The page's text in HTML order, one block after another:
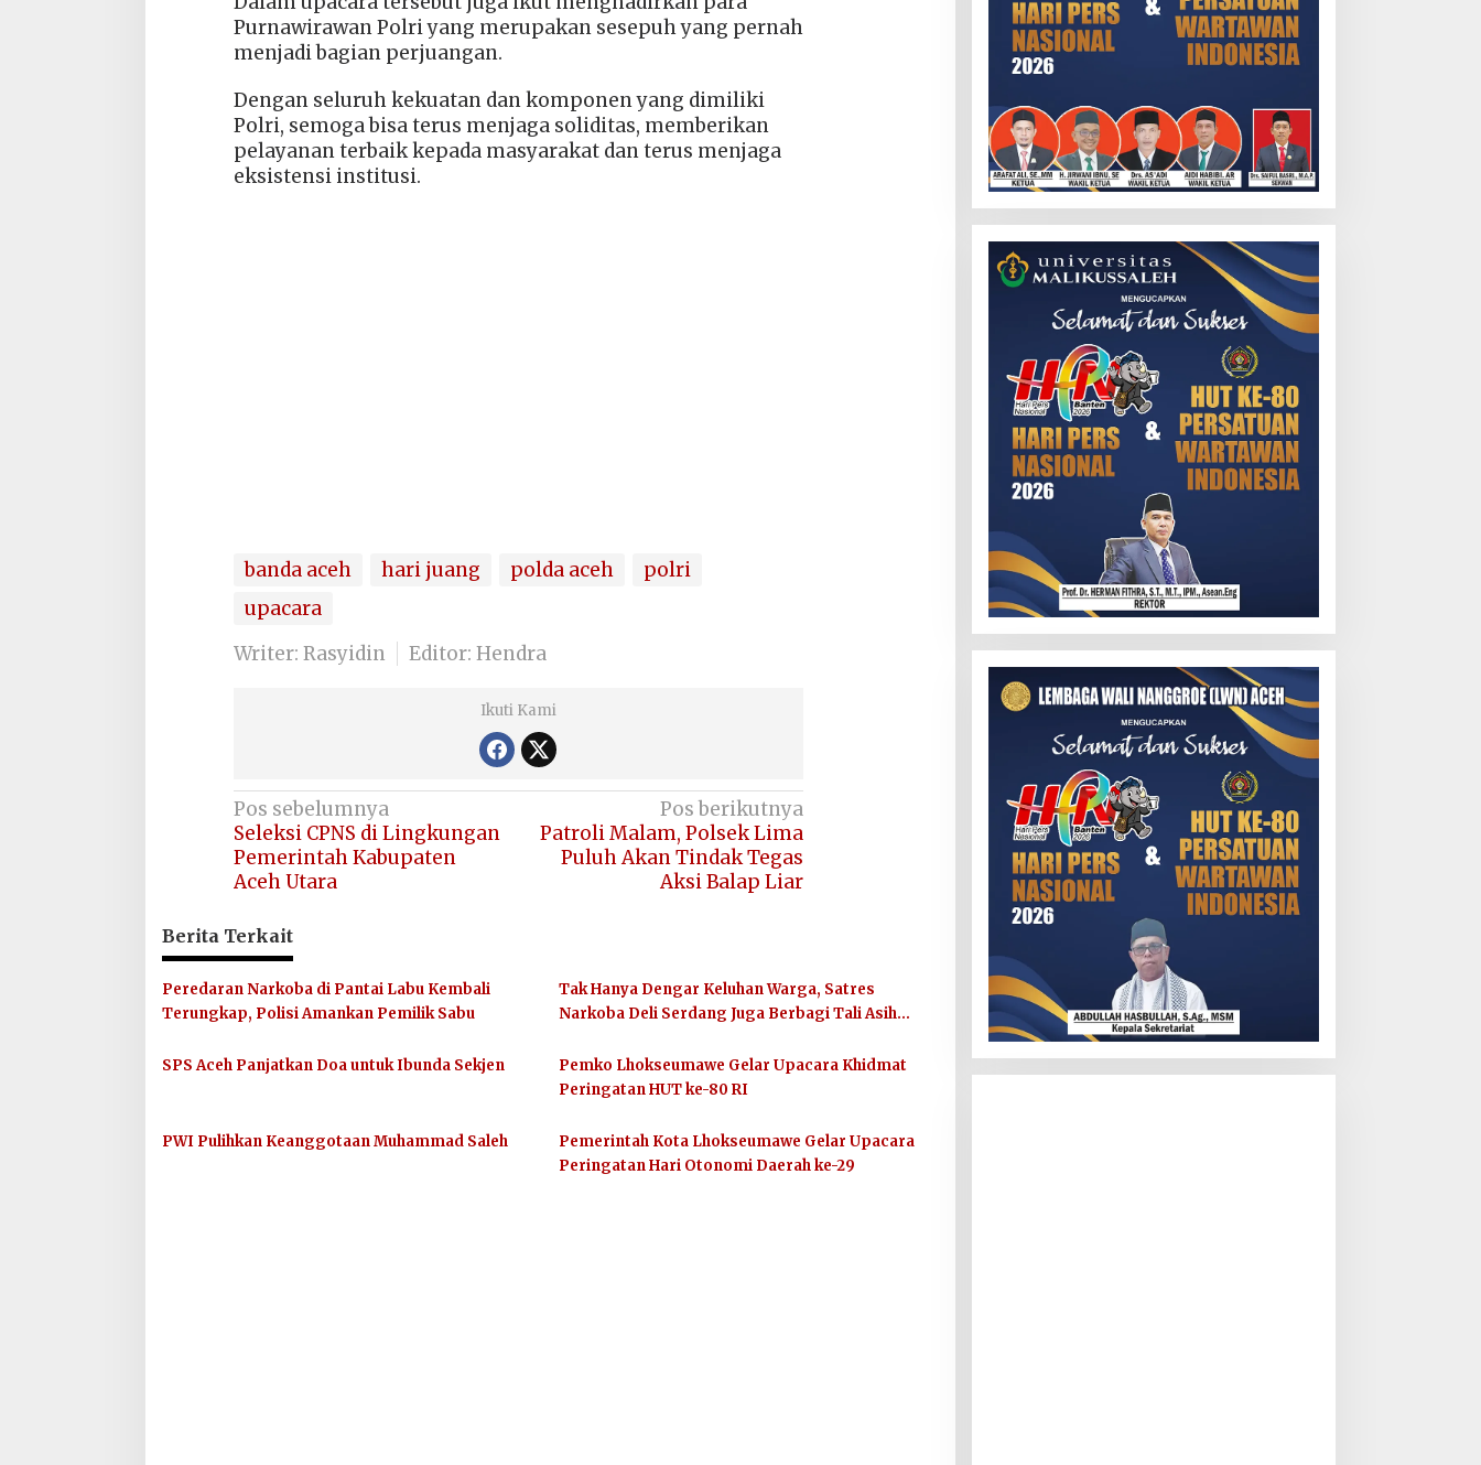
Purnawirawan Polri yang merupakan sesepuh yang pernah
menjadi bagian perjuangan.
Dengan seluruh kekuatan dan komponen yang dimiliki
Polri, semoga bisa terus menjaga soliditas, memberikan
pelayanan terbaik kepada masyarakat dan terus menjaga
eksistensi institusi.
banda aceh hari juang polda aceh
polri
upacara
Writer: Rasyidin
Editor: Hendra
Ikuti Kami
Navigasi
pos
Pos sebelumnya
Seleksi CPNS di Lingkungan
Pemerintah Kabupaten
Aceh Utara
Pos berikutnya
Patroli Malam, Polsek Lima
Puluh Akan Tindak Tegas
Aksi Balap Liar
Berita Terkait
Peredaran Narkoba di Pantai Labu Kembali
Terungkap, Polisi Amankan Pemilik Sabu
Tak Hanya Dengar Keluhan Warga, Satres
Narkoba Deli Serdang Juga Berbagi Tali Asih
SPS Aceh Panjatkan Doa untuk Ibunda Sekjen
Pemko Lhokseumawe Gelar Upacara Khidmat
Peringatan HUT ke-80 RI
PWI Pulihkan Keanggotaan Muhammad Saleh
Pemerintah Kota Lhokseumawe Gelar Upacara
Peringatan Hari Otonomi Daerah ke-29